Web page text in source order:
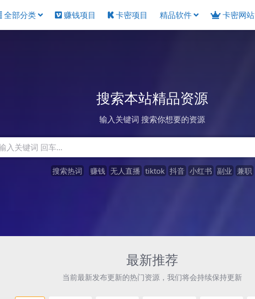
全部分类 赚钱项目 卡密项目 精品软件 卡密网站
搜索本站精品资源
输入关键词 搜索你想要的资源
搜索热词 赚钱 无人直播 tiktok 抖音 小红书 副业 兼职
最新推荐
当前最新发布更新的热门资源，我们将会持续保持更新